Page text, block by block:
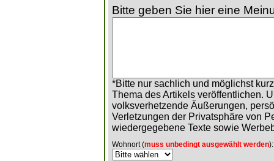
Bitte geben Sie hier eine
*Bitte nur sachlich und möglichst
Thema des Artikels veröffentlichen.
volksverhetzende Äußerungen,
Verletzungen der Privatsphäre von
wiedergegebene Texte sowie
Wohnort (muss unbedingt ausgewählt werden):